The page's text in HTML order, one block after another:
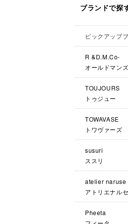
ブランドで探
ピックアップ
R &D.M.Co-
オールドマン
TOUJOURS
トゥジュー
TOWAVASE
トワヴァーズ
susuri
ススリ
atelier naruse
アトリエナルセ
Pheeta